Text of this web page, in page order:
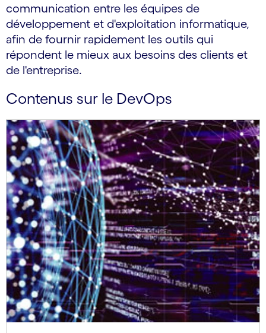
communication entre les équipes de
développement et d'exploitation informatique,
afin de fournir rapidement les outils qui
répondent le mieux aux besoins des clients et
de l'entreprise.
Contenus sur le DevOps